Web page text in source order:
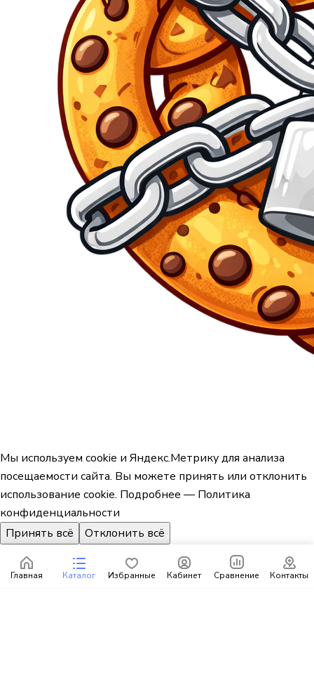
Главная Каталог Избранные Кабинет Сравнение Контакты
Мы используем cookie и Яндекс.Метрику для анализа
посещаемости сайта. Вы можете принять или отклонить
использование cookie. Подробнее — Политика
конфиденциальности
Принять всё
Отклонить всё